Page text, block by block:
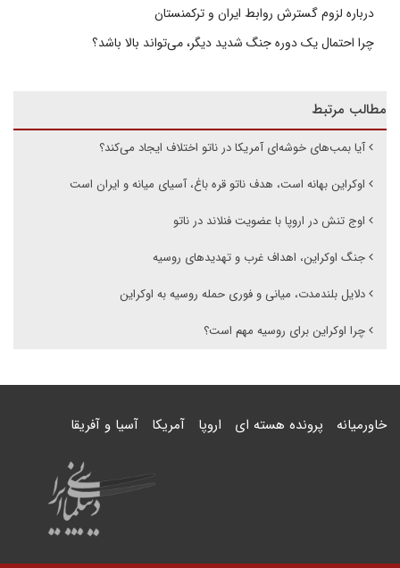
درباره لزوم گسترش روابط ایران و ترکمنستان
چرا احتمال یک دوره جنگ شدید دیگر، می‌تواند بالا باشد؟
مطالب مرتبط
آیا بمب‌های خوشه‌ای آمریکا در ناتو اختلاف ایجاد می‌کند؟
اوکراین بهانه است، هدف ناتو قره باغ، آسیای میانه و ایران است
اوج تنش در اروپا با عضویت فنلاند در ناتو
جنگ اوکراین، اهداف غرب و تهدیدهای روسیه
دلایل بلندمدت، میانی و فوری حمله روسیه به اوکراین
چرا اوکراین برای روسیه مهم است؟
خاورمیانه پرونده هسته ای اروپا آمریکا آسیا و آفریقا